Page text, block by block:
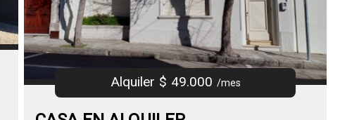
Alquiler $ 49.000 /mes